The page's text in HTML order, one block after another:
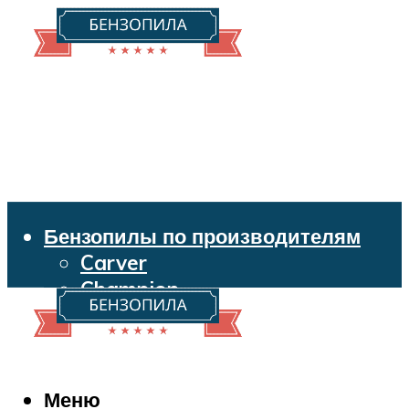
Бензопилы по производителям
Carver
Champion
Echo
Husqvarna
Makita
Меню